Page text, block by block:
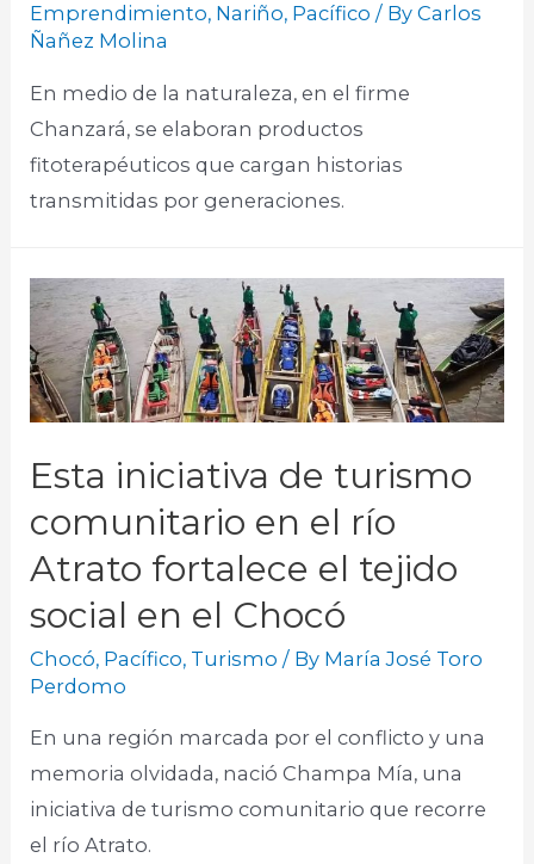
Emprendimiento, Nariño, Pacífico / ByCarlos
Ñañez Molina
En medio de la naturaleza, en el firme
Chanzará, se elaboran productos
fitoterapéuticos que cargan historias
transmitidas por generaciones.
Esta iniciativa de turismo
comunitario en el río
Atrato fortalece el tejido
social en el Chocó
Chocó, Pacífico, Turismo / By María José Toro
Perdomo
En una región marcada por el conflicto y una
memoria olvidada, nació Champa Mía, una
iniciativa de turismo comunitario que recorre
el río Atrato.